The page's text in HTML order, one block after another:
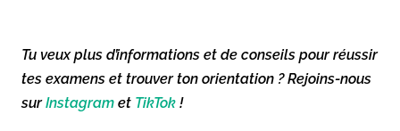
Tu veux plus d’informations et de conseils pour réussir
tes examens et trouver ton orientation ? Rejoins-nous
surInstagram et TikTok !